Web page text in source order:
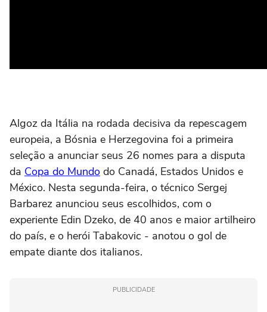
Algoz da Itália na rodada decisiva da repescagem
europeia, a Bósnia e Herzegovina foi a primeira
seleção a anunciar seus 26 nomes para a disputa
da Copa do Mundo do Canadá, Estados Unidos e
México. Nesta segunda-feira, o técnico Sergej
Barbarez anunciou seus escolhidos, com o
experiente Edin Dzeko, de 40 anos e maior artilheiro
do país, e o herói Tabakovic - anotou o gol de
empate diante dos italianos.
PUBLICIDADE